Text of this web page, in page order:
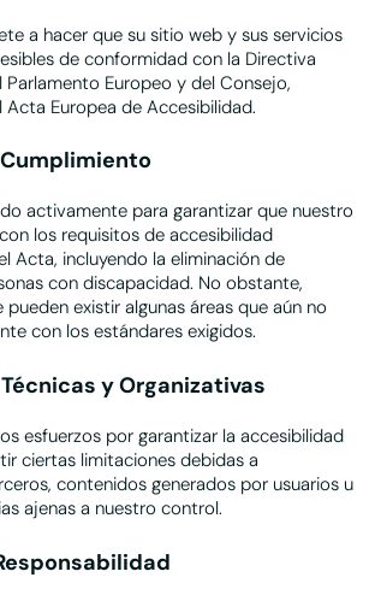
a hacer que su sitio web y sus servicios
de conformidad con la Directiva
Parlamento Europeo y del Consejo,
Europea de Accesibilidad.
activamente para garantizar que nuestro
los requisitos de accesibilidad
Acta, incluyendo la eliminación de
con discapacidad. No obstante,
existir algunas áreas que aún no
con los estándares exigidos.
y Organizativas
esfuerzos por garantizar la accesibilidad
ciertas limitaciones debidas a
contenidos generados por usuarios u
ajenas a nuestro control.